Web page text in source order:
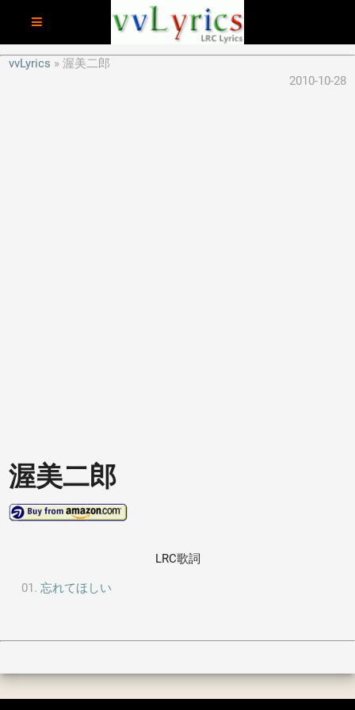
vvLyrics
渥美二郎
2010-10-28
渥美二郎
LRC歌詞
忘れてほしい